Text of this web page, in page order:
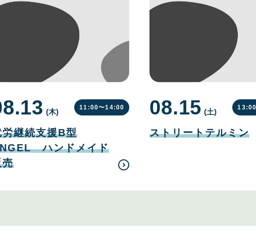
労継続支援B型
ハンドメイド
売
(木曜
)
11:00〜14:00
ストリートテルミン
08.15
月
15
(土曜
)